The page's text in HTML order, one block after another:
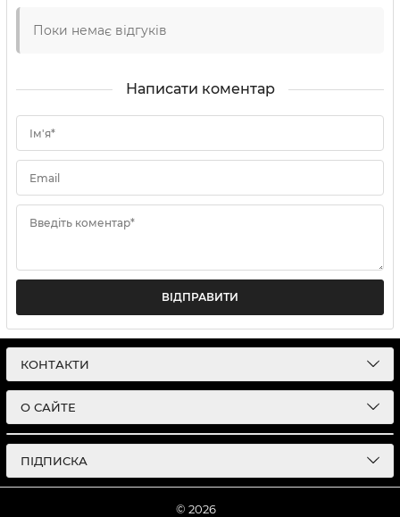
Поки немає відгуків
Написати коментар
Ім'я*
Email
Введіть коментар*
ВІДПРАВИТИ
КОНТАКТИ
О САЙТЕ
ПІДПИСКА
© 2026